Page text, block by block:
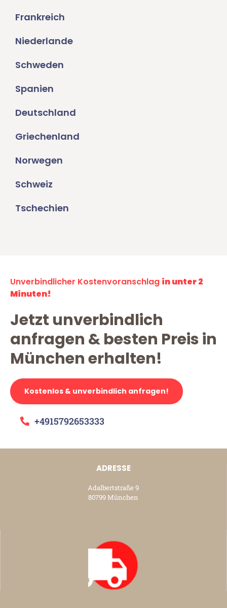
Frankreich
Niederlande
Schweden
Spanien
Deutschland
Griechenland
Norwegen
Schweiz
Tschechien
Unverbindlicher Kostenvoranschlag in unter 2
Minuten!
Jetzt unverbindlich
anfragen & besten Preis in
München erhalten!
Kostenlos & unverbindlich anfragen!
+4915792653333
ADRESSE
Adalbertstraße 9
80799 München